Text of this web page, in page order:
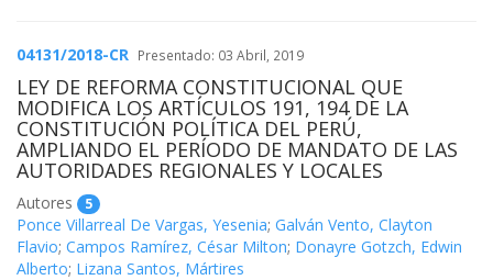
04131/2018-CR Presentado: 03 Abril, 2019
LEY DE REFORMA CONSTITUCIONAL QUE
MODIFICA LOS ARTÍCULOS 191, 194 DE LA
CONSTITUCIÓN POLÍTICA DEL PERÚ,
AMPLIANDO EL PERÍODO DE MANDATO DE LAS
AUTORIDADES REGIONALES Y LOCALES
Autores 5
Ponce Villarreal De Vargas, Yesenia; Galván Vento, Clayton
Flavio; Campos Ramírez, César Milton; Donayre Gotzch, Edwin
Alberto; Lizana Santos, Mártires